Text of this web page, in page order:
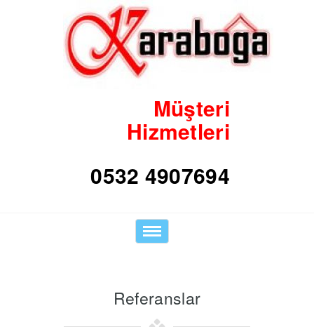
Müşteri
Hizmetleri
0532 4907694
Toggle
navigation
Referanslar